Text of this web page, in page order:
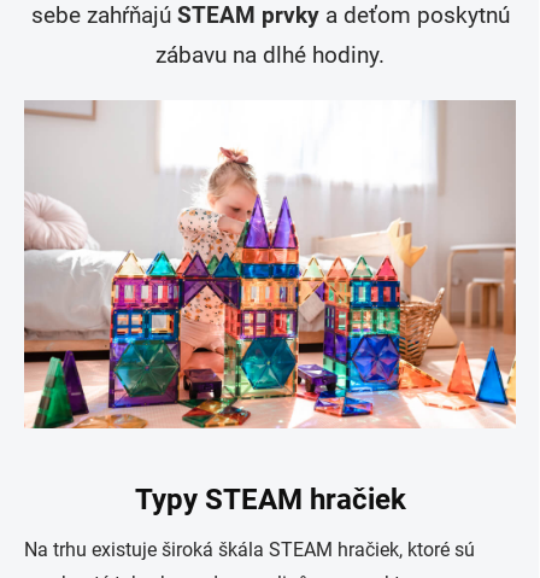
sebe zahŕňajú STEAM prvkya deťom poskytnú
zábavu na dlhé hodiny.
Typy STEAM hračiek
Na trhu existuje široká škála STEAM hračiek, ktoré sú